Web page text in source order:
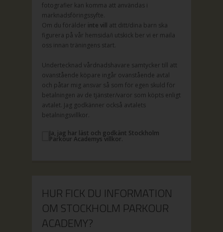
fotografier kan komma att användas i
marknadsföringssyfte.
Om du förälder inte vill att ditt/dina barn ska
figurera på vår hemsida/i utskick ber vi er maila
oss innan träningens start.
Undertecknad vårdnadshavare samtycker till att
ovanstående köpare ingår ovanstående avtal
och påtar mig ansvar så som för egen skuld för
betalningen av de tjänster/varor som köpts enligt
avtalet. Jag godkänner också avtalets
betalningsvillkor.
Ja, jag har läst och godkänt Stockholm
Parkour Academys villkor.
HUR FICK DU INFORMATION
OM STOCKHOLM PARKOUR
ACADEMY?